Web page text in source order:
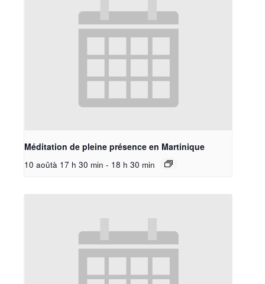
Méditation de pleine présence en Martinique
10 aoûtà 17 h 30 min - 18 h 30 min